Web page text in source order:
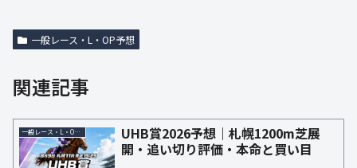
一般レース・L・OP予想
関連記事
一般レース・L・OP予想
UHB賞2026予想｜札幌1200m芝展
開・追い切り評価・本命と買い目